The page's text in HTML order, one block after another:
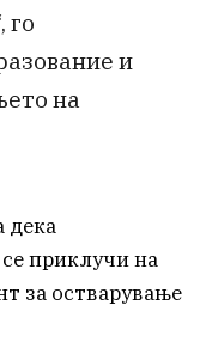
го
и
на
дека
приклучи на
за остварување